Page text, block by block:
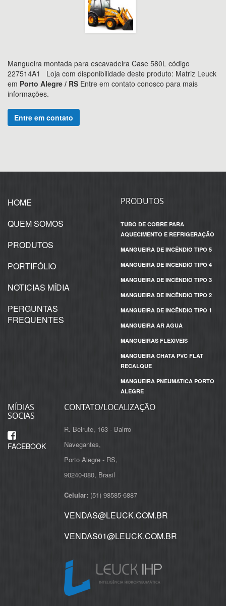
Mangueira montada para escavadeira Case 580L código
227514A1
Loja com disponibilidade deste produto: Matriz Leuck
em Porto Alegre / RS Entre em contato conosco para mais
informações.
Entre em contato
HOME
QUEM SOMOS
PRODUTOS
PORTIFÓLIO
NOTICIAS MÍDIA
PERGUNTAS
FREQUENTES
PRODUTOS
TUBO DE COBRE PARA
AQUECIMENTO E REFRIGERAÇÃO
MANGUEIRA DE INCÊNDIO TIPO 5
MANGUEIRA DE INCÊNDIO TIPO 4
MANGUEIRA DE INCÊNDIO TIPO 3
MANGUEIRA DE INCÊNDIO TIPO 2
MANGUEIRA DE INCÊNDIO TIPO 1
MANGUEIRA AR AGUA
MANGUEIRAS FLEXIVEIS
MANGUEIRA CHATA PVC FLAT
RECALQUE
MANGUEIRA PNEUMATICA PORTO
ALEGRE
MÍDIAS
SOCIAS
FACEBOOK
CONTATO/LOCALIZAÇÃO
R. Beirute, 163 - Bairro
Navegantes,
Porto Alegre - RS,
Celular: (51) 98585-6887
VENDAS@LEUCK.COM.BR
VENDAS01@LEUCK.COM.BR